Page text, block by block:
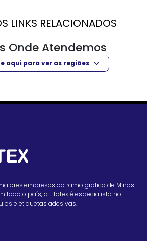
LINKS RELACIONADOS
Onde Atendemos
aqui para ver as regiões
empresas do ramo gráfico de Minas
todo o país, a Fitatex é especialista no
e etiquetas adesivas.